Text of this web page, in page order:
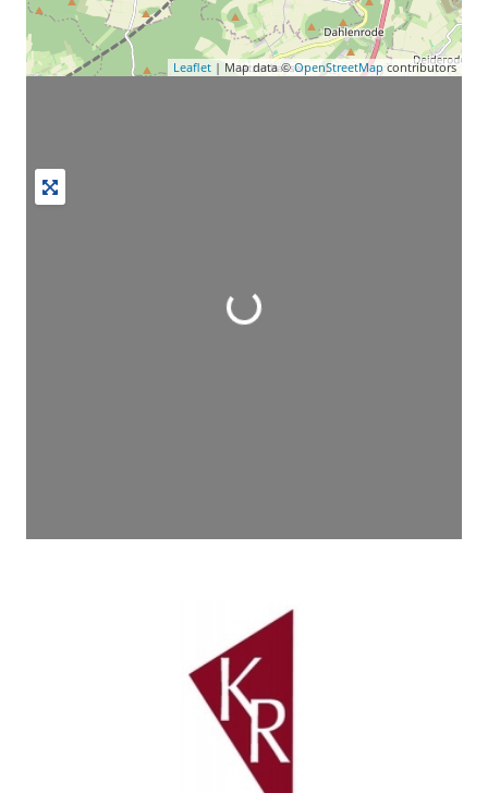
Leaflet | Map data ©OpenStreetMap contributors
Wird geladen …